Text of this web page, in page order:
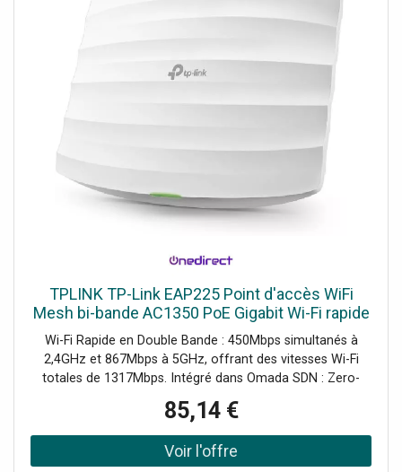
TPLINK TP-Link EAP225 Point d'accès WiFi
Mesh bi-bande AC1350 PoE Gigabit Wi-Fi rapide
en double bande avec gestion centralisée et
roaming sans
Wi-Fi Rapide en Double Bande : 450Mbps simultanés à
2,4GHz et 867Mbps à 5GHz, offrant des vitesses Wi-Fi
totales de 1317Mbps. Intégré dans Omada SDN : Zero-
Cloud et Surveillance Intelligente. Gestion Centralisée :
Accès au Cloud et à l'Application Omada pour plus de
Confort et une Gestion Facile. Demander un audit de
85,14 €